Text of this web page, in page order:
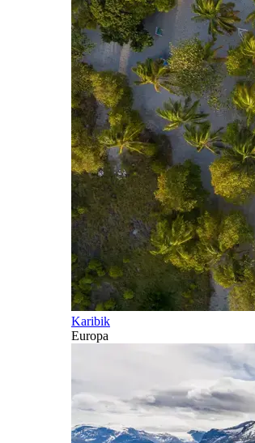
Karibik
Europa